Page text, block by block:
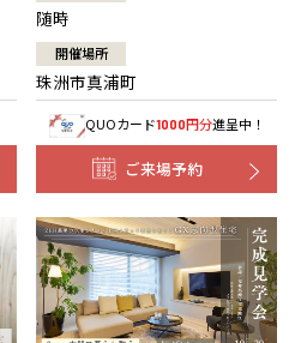
随時
開催場所
珠洲市真浦町
QUOカード1000円分進呈中！
ご来場予約